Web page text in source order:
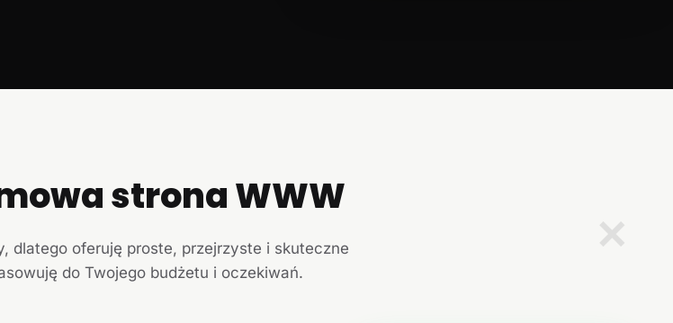
✕
strona WWW
dlatego oferuję proste, przejrzyste i skuteczne
do Twojego budżetu i oczekiwań.